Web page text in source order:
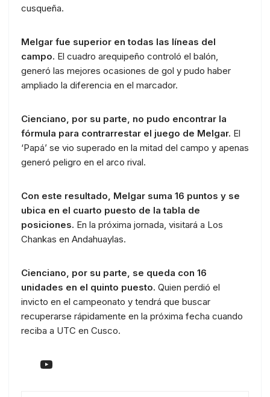
cusqueña.
Melgar fue superior en todas las líneas del
campo. El cuadro arequipeño controló el balón,
generó las mejores ocasiones de gol y pudo haber
ampliado la diferencia en el marcador.
Cienciano, por su parte, no pudo encontrar la
fórmula para contrarrestar el juego de Melgar. El
‘Papá’ se vio superado en la mitad del campo y apenas
generó peligro en el arco rival.
Con este resultado, Melgar suma 16 puntos y se
ubica en el cuarto puesto de la tabla de
posiciones. En la próxima jornada, visitará a Los
Chankas en Andahuaylas.
Cienciano, por su parte, se queda con 16
unidades en el quinto puesto. Quien perdió el
invicto en el campeonato y tendrá que buscar
recuperarse rápidamente en la próxima fecha cuando
reciba a UTC en Cusco.
YouTube